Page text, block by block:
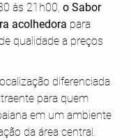
às 21h00, o Sabor
acolhedora para
qualidade a preços
diferenciada
para quem
em um ambiente
da área central.